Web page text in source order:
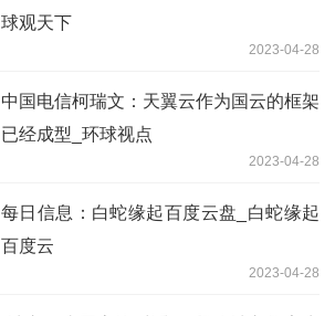
球观天下
2023-04-28
中国电信柯瑞文：天翼云作为国云的框架
已经成型_环球视点
2023-04-28
每日信息：白蛇缘起百度云盘_白蛇缘起
百度云
2023-04-28